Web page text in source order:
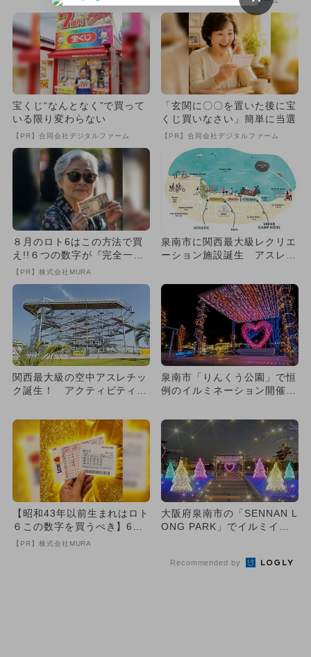
宝くじ“なんとなく”で買って
いる限り変わらない
【PR】合同会社デジタルファーム
「玄関に〇〇を置いた後に宝
くじ買いなさい」簡単に当選
【PR】合同会社デジタルファーム
８月のロト6はこの方法で買
え!!６つの数字が『完全一
致』する方法
【PR】株式会社MURA
泉南市に関西最大級レクリエ
ーション施設誕生 アスレチ
関西最大級の空中アスレチッ
ク誕生！ アクティビティは
泉南市「りんくう公園」で恒
例のイルミネーション開催
【昭和43年以前生まれはロト
６この数字を買うべき】6つ
の数字が「完全一致」する
【PR】株式会社MURA
大阪府泉南市の「SENNAN L
ONG PARK」でイルミイベ
Recommended by